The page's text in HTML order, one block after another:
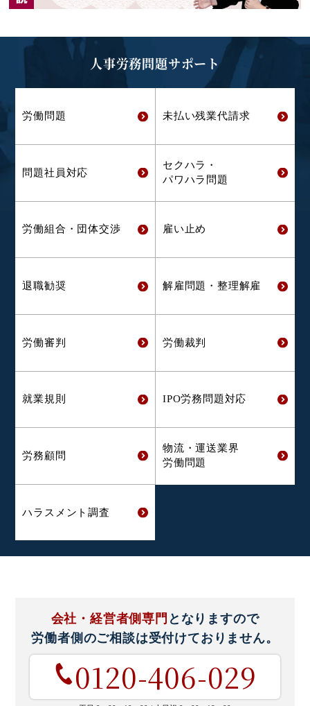
人事労務問題サポート
労働問題 未払い残業代請求
問題社員対応
セクハラ・
パワハラ問題
労働組合・ 団体交渉 雇い止め
退職勧奨 解雇問題・ 整理解雇
労働審判 労働裁判
就業規則 IPO労務問題対応
労務顧問
物流・運送業界
労働問題
ハラスメント調査
会社・経営者側専門 となりますので
労働者側のご相談は受付けておりません。
0120-406-029